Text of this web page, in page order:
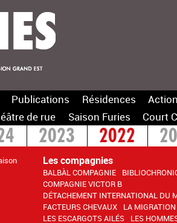
Publications Résidences
de rue
Saison Furies Court
2023 2022
Les compagnies
BALBÀL COMPAGNIE
COMPAGNIE VICTOR B
DÉTACHEMENT INTERNATIONAL DU
FACTEURS CHEVAUX
LA MIGRATION
LES ESCARGOTS AILÉS
LES